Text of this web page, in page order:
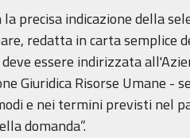
la precisa indicazione della
redatta in carta semplice
essere indirizzata
Giuridica Risorse Umane -
e nei termini previsti nel
domanda”.